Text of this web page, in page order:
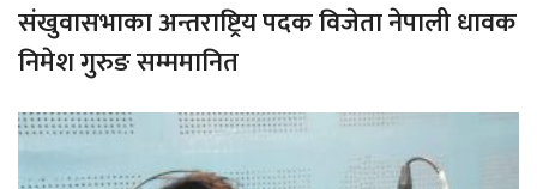
संखुवासभाका अन्तराष्ट्रिय पदक विजेता नेपाली धावक
निमेश गुरुङ सम्ममानित